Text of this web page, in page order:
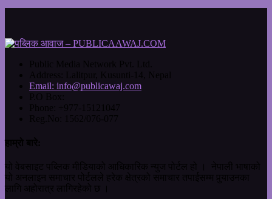
Email: info@publicawaj.com